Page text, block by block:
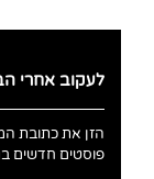
לעקוב אחרי
הזן את כתובת
פוסטים חדשים